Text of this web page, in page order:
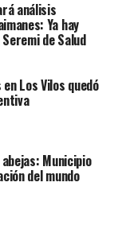
análisis
Ya hay
de Salud
Los Vilos quedó
Municipio
del mundo